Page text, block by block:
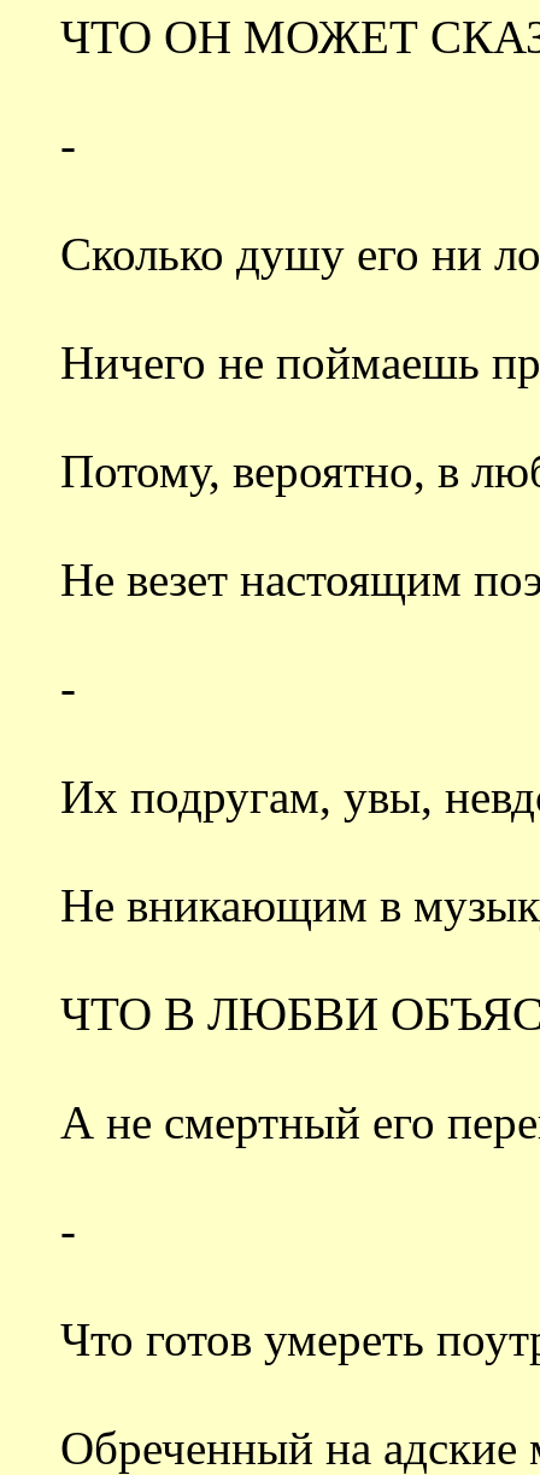
ЧТО ОН МОЖЕТ
-
Сколько душу его ни
Ничего не поймаешь
Потому, вероятно, в
Не везет настоящим
-
Их подругам, увы,
Не вникающим в
ЧТО В ЛЮБВИ
А не смертный его
-
Что готов умереть
Обреченный на адские